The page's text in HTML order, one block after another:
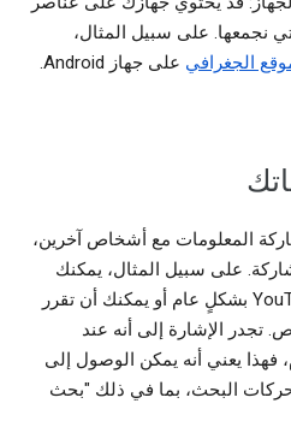
نجمعها. على سبيل المثال،
الجغرافي على جهاز Android.
المعلومات مع أشخاص آخرين،
على سبيل المثال، يمكنك
مشاركة الفيديوهات على YouTube بشكلٍ عام أو يمكنك أن تقرر
تجدر الإشارة إلى أنه عند
يعني أنه يمكن الوصول إلى
البحث، بما في ذلك "بحث